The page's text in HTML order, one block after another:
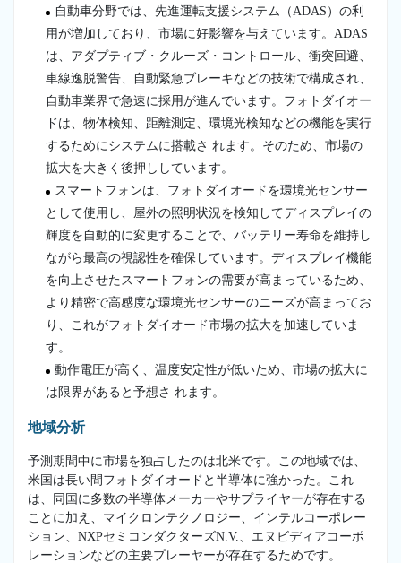
自動車分野では、先進運転支援システム（ADAS）の利
用が増加しており、市場に好影響を与えています。ADAS
は、アダプティブ・クルーズ・コントロール、衝突回避、
車線逸脱警告、自動緊急ブレーキなどの技術で構成され、
自動車業界で急速に採用が進んでいます。フォトダイオー
ドは、物体検知、距離測定、環境光検知などの機能を実行
するためにシステムに搭載さ れます。そのため、市場の
拡大を大きく後押ししています。
スマートフォンは、フォトダイオードを環境光センサー
として使用し、屋外の照明状況を検知してディスプレイの
輝度を自動的に変更することで、バッテリー寿命を維持し
ながら最高の視認性を確保しています。ディスプレイ機能
を向上させたスマートフォンの需要が高まっているため、
より精密で高感度な環境光センサーのニーズが高まってお
り、これがフォトダイオード市場の拡大を加速していま
す。
動作電圧が高く、温度安定性が低いため、市場の拡大に
は限界があると予想さ れます。
地域分析
予測期間中に市場を独占したのは北米です。この地域では、
米国は長い間フォトダイオードと半導体に強かった。これ
は、同国に多数の半導体メーカーやサプライヤーが存在する
ことに加え、マイクロンテクノロジー、インテルコーポレー
ション、NXPセミコンダクターズN.V.、エヌビディアコーポ
レーションなどの主要プレーヤーが存在するためです。